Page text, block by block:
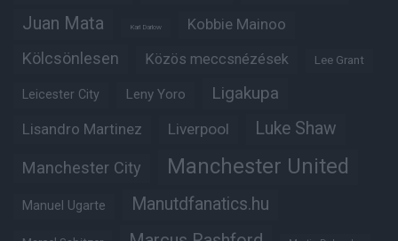
Juan Mata Karl Darlow Kobbie Mainoo
Kölcsönlesen Közös meccsnézések Lee Grant
Leicester City Leny Yoro Ligakupa
Lisandro Martinez Liverpool Luke Shaw
Manchester City Manchester United
Manuel Ugarte Manutdfanatics.hu